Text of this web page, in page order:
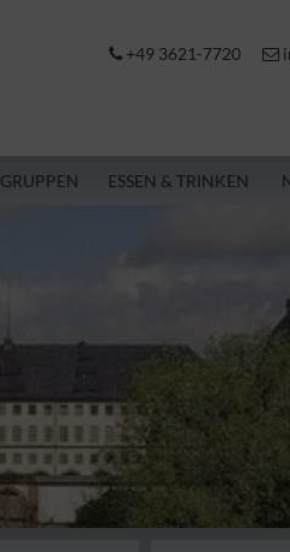
+49 3621-7720
GRUPPEN ESSEN & TRINKEN